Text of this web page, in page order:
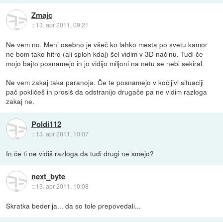
Zmajc
:: 13. apr 2011, 09:21
Ne vem no. Meni osebno je všeč ko lahko mesta po svetu kamor
ne bom tako hitro (ali sploh kdaj) šel vidim v 3D načinu. Tudi če
mojo bajto posnamejo in jo vidijo miljoni na netu se nebi sekiral.
Ne vem zakaj taka paranoja. Če te posnamejo v kočljivi situaciji
pač pokličeš in prosiš da odstranijo drugače pa ne vidim razloga
zakaj ne.
Poldi112
:: 13. apr 2011, 10:07
In če ti ne vidiš razloga da tudi drugi ne smejo?
next_byte
:: 13. apr 2011, 10:08
Skratka bederija... da so tole prepovedali...